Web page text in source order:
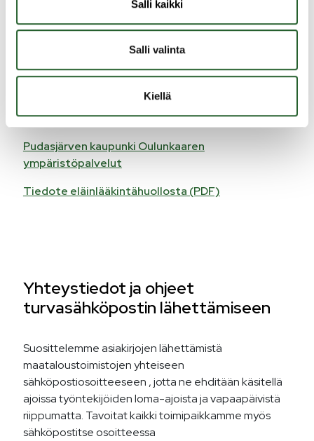
Salli kaikki
Salli valinta
Kiellä
Arkisin klo 16-08 ja viikonloppuisin perjantai-illasta klo
yhtenäinen päivystysnumero: 0600 04160 Numero
on maksullinen ja se toimii vain päivystysaikaan.
Kunnan tuki eläinlääkäripalveluihin säilyy saman
suuruisena kuin aiemmin.
Pudasjärven kaupunki Oulunkaaren
ympäristöpalvelut
Tiedote eläinlääkintähuollosta (PDF)
Yhteystiedot ja ohjeet
turvasähköpostin lähettämiseen
Suosittelemme asiakirjojen lähettämistä
maataloustoimistojen yhteiseen
sähköpostiosoitteeseen , jotta ne ehditään käsitellä
ajoissa työntekijöiden loma-ajoista ja vapaapäivistä
riippumatta. Tavoitat kaikki toimipaikkamme myös
sähköpostitse osoitteessa